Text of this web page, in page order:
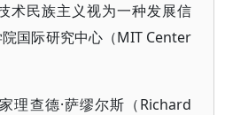
术民族主义视为一种发展信
国际研究中心（MIT Center
理查德·萨缪尔斯（Richard